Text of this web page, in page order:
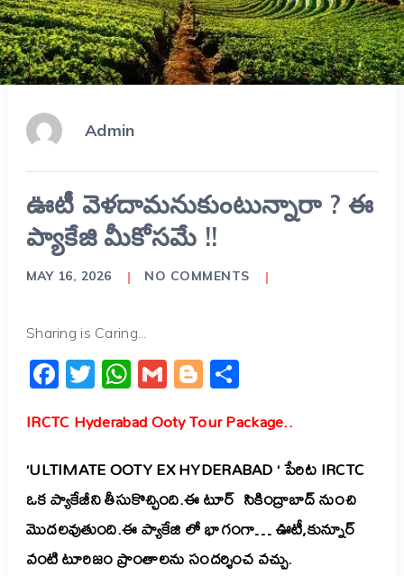
Admin
ఊటీ వెళదామనుకుంటున్నారా ? ఈ
ప్యాకేజి మీకోసమే !!
MAY 16, 2026 NO COMMENTS
Sharing is Caring...
Facebook
Twitter
WhatsApp
GmailBlogger
Share
IRCTC Hyderabad Ooty Tour Package..
‘ULTIMATE OOTY EX HYDERABAD ‘ పేరిట IRCTC
ఒక ప్యాకేజీని తీసుకొచ్చింది.ఈ టూర్ సికింద్రాబాద్ నుంచి
మొదలవుతుంది.ఈ ప్యాకేజి లో భాగంగా… ఊటీ,కున్నూర్
వంటి టూరిజం ప్రాంతాలను సందర్శించ వచ్చు.